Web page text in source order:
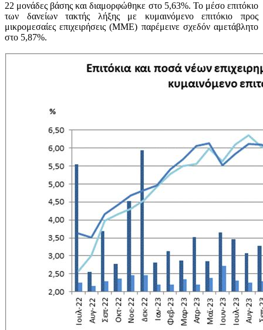
22 μονάδες βάσης και διαμορφώθηκε στο 5,63%. Το μέσο επιτόκιο
των δανείων τακτής λήξης με κυμαινόμενο επιτόκιο προς
μικρομεσαίες επιχειρήσεις (ΜΜΕ) παρέμεινε σχεδόν αμετάβλητο
στο 5,87%.